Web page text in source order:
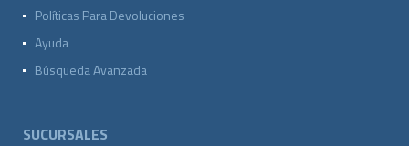
Políticas Para Devoluciones
Ayuda
Búsqueda Avanzada
SUCURSALES